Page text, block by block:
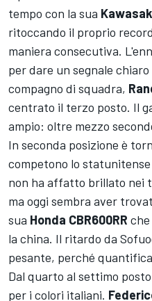
tempo con la sua
ritoccando il proprio
maniera consecutiva.
per dare un segnale
compagno di squadra,
centrato il terzo posto. Il
ampio: oltre mezzo
In seconda posizione è
competono lo statunitense
non ha affatto brillato nei
ma oggi sembra aver
sua Honda CBR600RR
la china. Il ritardo da
pesante, perché
Dal quarto al settimo
per i colori italiani.